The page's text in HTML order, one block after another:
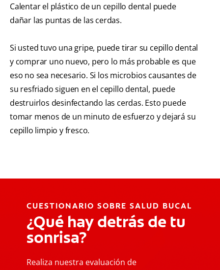
Calentar el plástico de un cepillo dental puede
dañar las puntas de las cerdas.
Si usted tuvo una gripe, puede tirar su cepillo dental
y comprar uno nuevo, pero lo más probable es que
eso no sea necesario. Si los microbios causantes de
su resfriado siguen en el cepillo dental, puede
destruirlos desinfectando las cerdas. Esto puede
tomar menos de un minuto de esfuerzo y dejará su
cepillo limpio y fresco.
CUESTIONARIO SOBRE SALUD BUCAL
¿Qué hay detrás de tu
sonrisa?
Realiza nuestra evaluación de